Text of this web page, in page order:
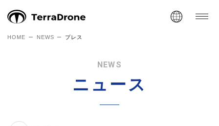
HOME NEWS プレス
NEWS
ニュース